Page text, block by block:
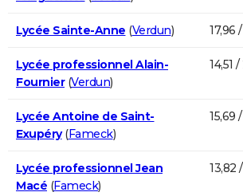
Lycée Sainte-Anne (Verdun) 17,96
Lycée professionnel Alain-
Fournier(Verdun)
14,51
Lycée Antoine de Saint-
Exupéry(Fameck)
15,69
Lycée professionnel Jean
Macé (Fameck)
13,82